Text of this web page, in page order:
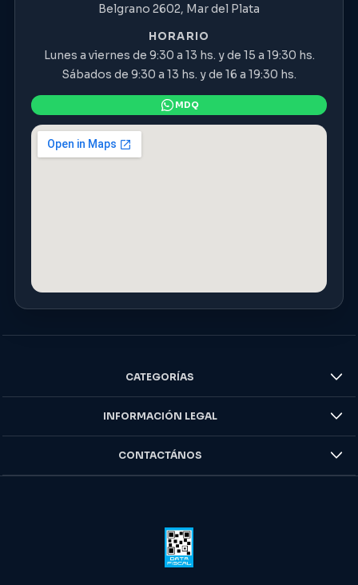
Belgrano 2602, Mar del Plata
HORARIO
Lunes a viernes de 9:30 a 13 hs. y de 15 a 19:30 hs.
Sábados de 9:30 a 13 hs. y de 16 a 19:30 hs.
CATEGORÍAS
INFORMACIÓN LEGAL
CONTACTÁNOS